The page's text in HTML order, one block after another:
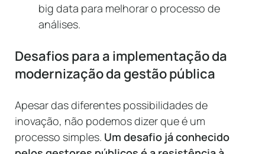
big data para melhorar o processo de
análises.
Desafios para a implementação da
modernização da gestão pública
Apesar das diferentes possibilidades de
inovação, não podemos dizer que é um
processo simples. Um desafio já conhecido